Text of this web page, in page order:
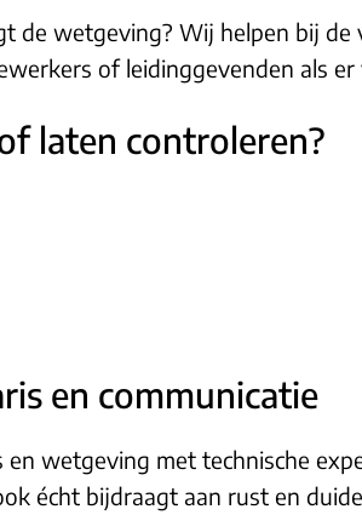
wetgeving? Wij helpen bij de
of leidinggevenden als er
laten controleren?
en communicatie
en wetgeving met technische
écht bijdraagt aan rust en